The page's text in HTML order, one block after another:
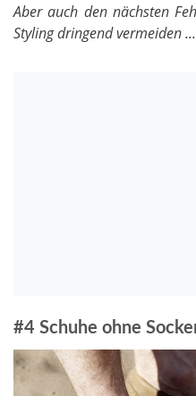
Aber auch den nächsten
Styling dringend vermeiden ...
#4 Schuhe ohne